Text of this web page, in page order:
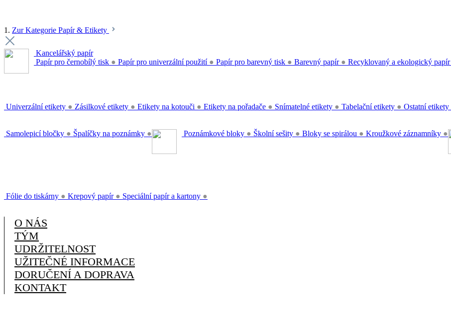
1. Zur Kategorie Papír & Etikety
Kancelářský papír
Papír pro černobílý tisk ● Papír pro univerzální použití ● Papír pro barevný tisk ● Barevný papír ● Recyklovaný a ekologický papír
Univerzální etikety ● Zásilkové etikety ● Etikety na kotouči ● Etikety na pořadače ● Snímatelné etikety ● Tabelační etikety ● Ostatní etikety
Samolepicí bločky ● Špalíčky na poznámky ● Poznámkové bloky ● Školní sešity ● Bloky se spirálou ● Kroužkové záznamníky ●
Fólie do tiskárny ● Krepový papír ● Speciální papír a kartony ●
O NÁS
TÝM
UDRŽITELNOST
UŽITEČNÉ INFORMACE
DORUČENÍ A DOPRAVA
KONTAKT